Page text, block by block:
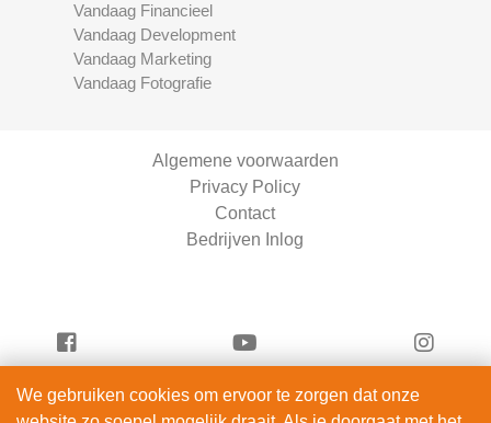
Vandaag Financieel
Vandaag Development
Vandaag Marketing
Vandaag Fotografie
Algemene voorwaarden
Privacy Policy
Contact
Bedrijven Inlog
Serviceright Schoonmaak is onderdeel van
We gebruiken cookies om ervoor te zorgen dat onze